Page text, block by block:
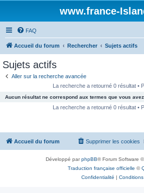
www.france-
FAQ
Accueil du forum Rechercher Sujets actifs
Sujets actifs
Aller sur la recherche avancée
La recherche a retourné 0 résultat •
Aucun résultat ne correspond aux termes que vous
La recherche a retourné 0 résultat •
Accueil du forum Supprimer les cookies
Développé parphpBB® Forum Software
Traduction française officielle ©
Confidentialité | Conditions